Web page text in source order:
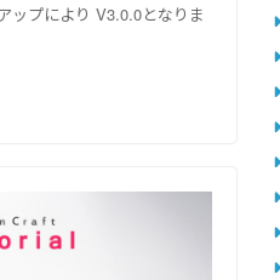
ップにより V3.0.0となりま